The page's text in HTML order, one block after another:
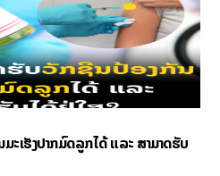
ເຮັງປາກມົດລູກໄດ້ ແລະ ສາມາດຮັບ